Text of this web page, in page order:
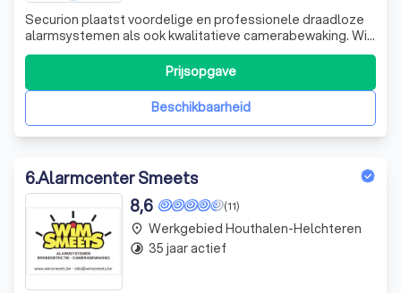
Securion plaatst voordelige en professionele draadloze
alarmsystemen als ook kwalitatieve camerabewaking. Wij
werken in heel Limburg en de Antwerpse Kempen.
Beschikbaarheid
Prijsopgave
6.Alarmcenter Smeets
(11)
8,6
place Werkgebied Houthalen-Helchteren
timelapse 35 jaar actief